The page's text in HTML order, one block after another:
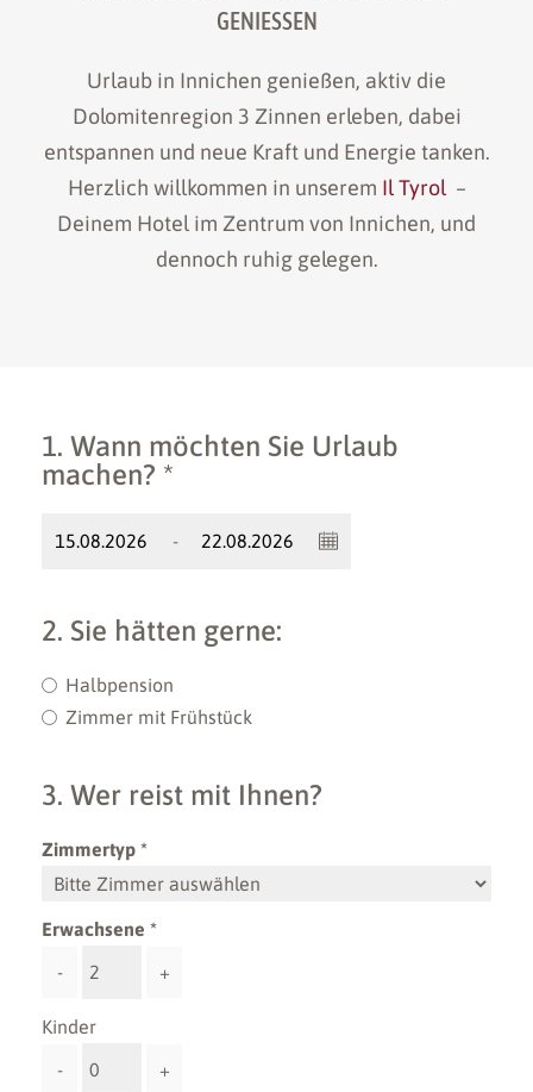
GENIESSEN
Urlaub in Innichen genießen, aktiv die
Dolomitenregion 3 Zinnen erleben, dabei
entspannen und neue Kraft und Energie tanken.
Herzlich willkommen in unserem Il Tyrol–
Deinem Hotel im Zentrum von Innichen, und
dennoch ruhig gelegen.
1. Wann möchten Sie Urlaub
machen? *
-
2. Sie hätten gerne:
Halbpension
Zimmer mit Frühstück
3. Wer reist mit Ihnen?
Zimmertyp
Erwachsene
-
+
Kinder
-
+